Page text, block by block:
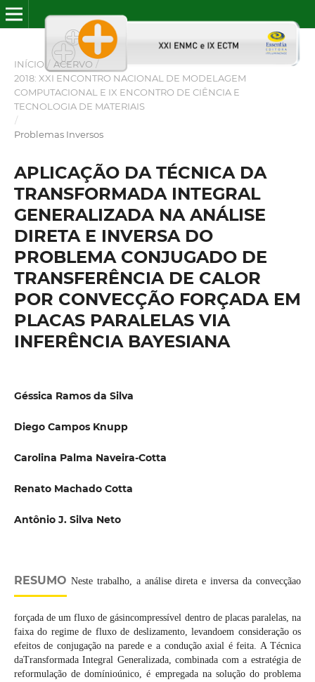
INÍCIO / ACERVO /
2018: XXI ENCONTRO NACIONAL DE MODELAGEM
COMPUTACIONAL E IX ENCONTRO DE CIÊNCIA E
TECNOLOGIA DE MATERIAIS
/
Problemas Inversos
APLICAÇÃO DA TÉCNICA DA
TRANSFORMADA INTEGRAL
GENERALIZADA NA ANÁLISE
DIRETA E INVERSA DO
PROBLEMA CONJUGADO DE
TRANSFERÊNCIA DE CALOR
POR CONVECÇÃO FORÇADA EM
PLACAS PARALELAS VIA
INFERÊNCIA BAYESIANA
Géssica Ramos da Silva
Diego Campos Knupp
Carolina Palma Naveira-Cotta
Renato Machado Cotta
Antônio J. Silva Neto
RESUMO Neste trabalho, a análise direta e inversa da convecçãao
forçada de um fluxo de gásincompressível dentro de placas paralelas, na
faixa do regime de fluxo de deslizamento, levandoem consideração os
efeitos de conjugação na parede e a condução axial é feita. A Técnica
daTransformada Integral Generalizada, combinada com a estratégia de
reformulação de domínioúnico, é empregada na solução do problema